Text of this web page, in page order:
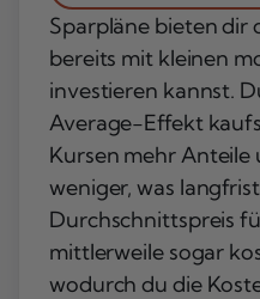
Sparpläne bieten dir
bereits mit kleinen
investieren kannst.
Average-Effekt
Kursen mehr Anteile
weniger, was
Durchschnittspreis
mittlerweile sogar
wodurch du die